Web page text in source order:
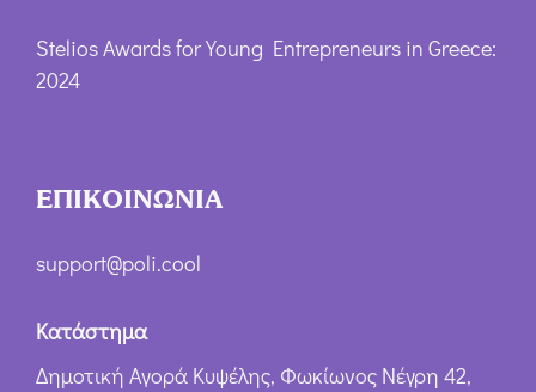
Stelios Awards for Young Entrepreneurs in Greece:
2024
ΕΠΙΚΟΙΝΩΝΙΑ
support@poli.cool
Κατάστημα
Δημοτική Αγορά Κυψέλης, Φωκίωνος Νέγρη 42,